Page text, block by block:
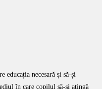
educația necesară și să-și
în care copilul să-și atingă